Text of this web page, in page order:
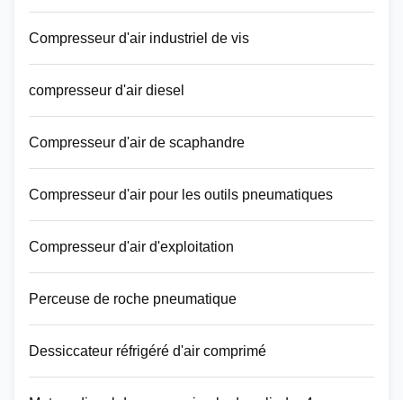
Compresseur d'air industriel de vis
compresseur d'air diesel
Compresseur d'air de scaphandre
Compresseur d'air pour les outils pneumatiques
Compresseur d'air d'exploitation
Perceuse de roche pneumatique
Dessiccateur réfrigéré d'air comprimé